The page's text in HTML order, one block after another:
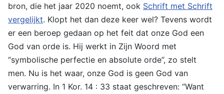
bron, die het jaar 2020 noemt, ook Schrift met Schrift
vergelijkt. Klopt het dan deze keer wel? Tevens wordt
er een beroep gedaan op het feit dat onze God een
God van orde is. Hij werkt in Zijn Woord met
“symbolische perfectie en absolute orde”, zo stelt
men. Nu is het waar, onze God is geen God van
verwarring. In 1 Kor. 14 : 33 staat geschreven: “Want